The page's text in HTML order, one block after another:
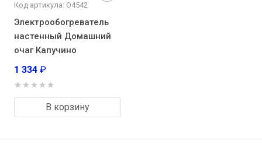
Код артикула: О4542
Электрообогреватель
настенный Домашний
очаг Капучино
1 334 ₽
В корзину